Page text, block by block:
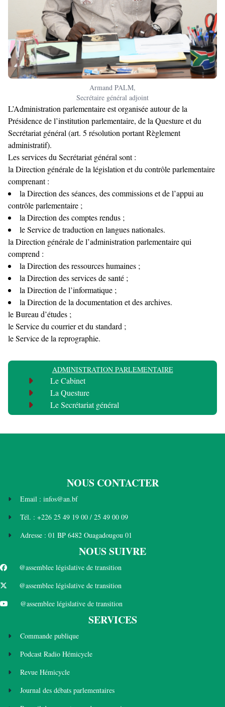
Armand PALM,
Secrétaire général adjoint
L’Administration parlementaire est organisée autour de la
Présidence de l’institution parlementaire, de la Questure et du
Secrétariat général (art. 5 résolution portant Règlement
administratif).
Les services du Secrétariat général sont :
la Direction générale de la législation et du contrôle parlementaire
comprenant :
la Direction des séances, des commissions et de l’appui au
contrôle parlementaire ;
la Direction des comptes rendus ;
le Service de traduction en langues nationales.
la Direction générale de l’administration parlementaire qui
comprend :
la Direction des ressources humaines ;
la Direction des services de santé ;
la Direction de l’informatique ;
la Direction de la documentation et des archives.
le Bureau d’études ;
le Service du courrier et du standard ;
le Service de la reprographie.
ADMINISTRATION PARLEMENTAIRE
Le Cabinet
La Questure
Le Secrétariat général
NOUS CONTACTER
Email : infos@an.bf
Tél. : +226 25 49 19 00 / 25 49 00 09
Adresse : 01 BP 6482 Ouagadougou 01
NOUS SUIVRE
@assemblee législative de transition
@assemblee législative de transition
@assemblee législative de transition
SERVICES
Commande publique
Podcast Radio Hémicycle
Revue Hémicycle
Journal des débats parlementaires